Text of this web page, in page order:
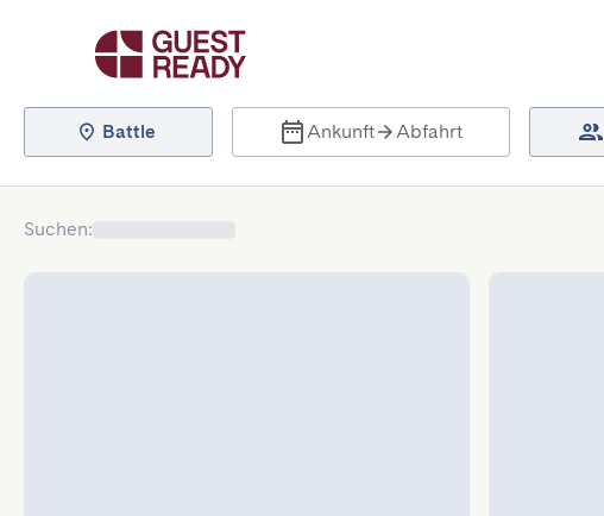
Battle Ankunft Abfahrt
Suchen: